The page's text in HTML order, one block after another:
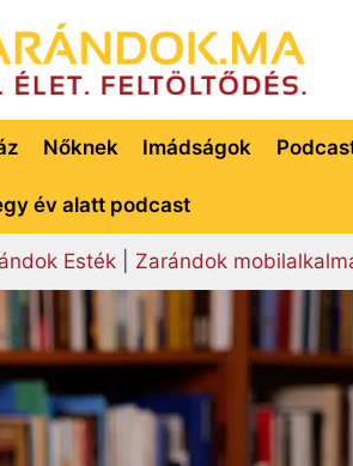
Nőknek Imádságok
év alatt podcast
Esték| Zarándok